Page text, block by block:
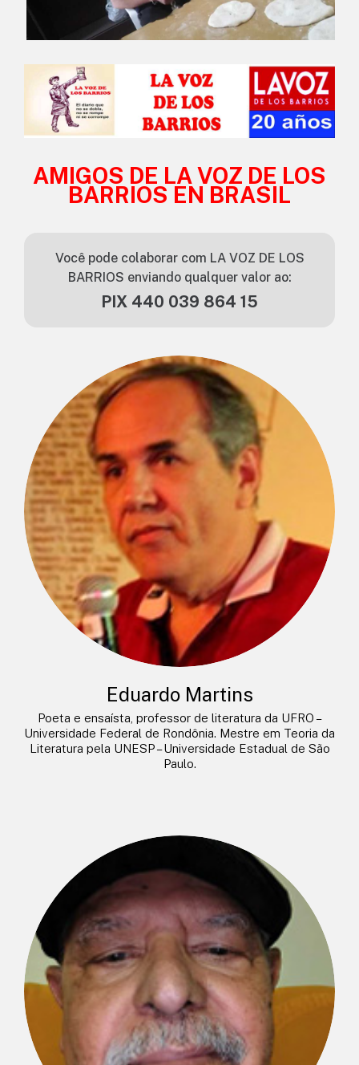
AMIGOS DE LA VOZ DE LOS
BARRIOS EN BRASIL
Você pode colaborar com LA VOZ DE LOS
BARRIOS enviando qualquer valor ao:
PIX 440 039 864 15
Eduardo Martins
Poeta e ensaísta, professor de literatura da UFRO –
Universidade Federal de Rondônia. Mestre em Teoria da
Literatura pela UNESP – Universidade Estadual de São
Paulo.